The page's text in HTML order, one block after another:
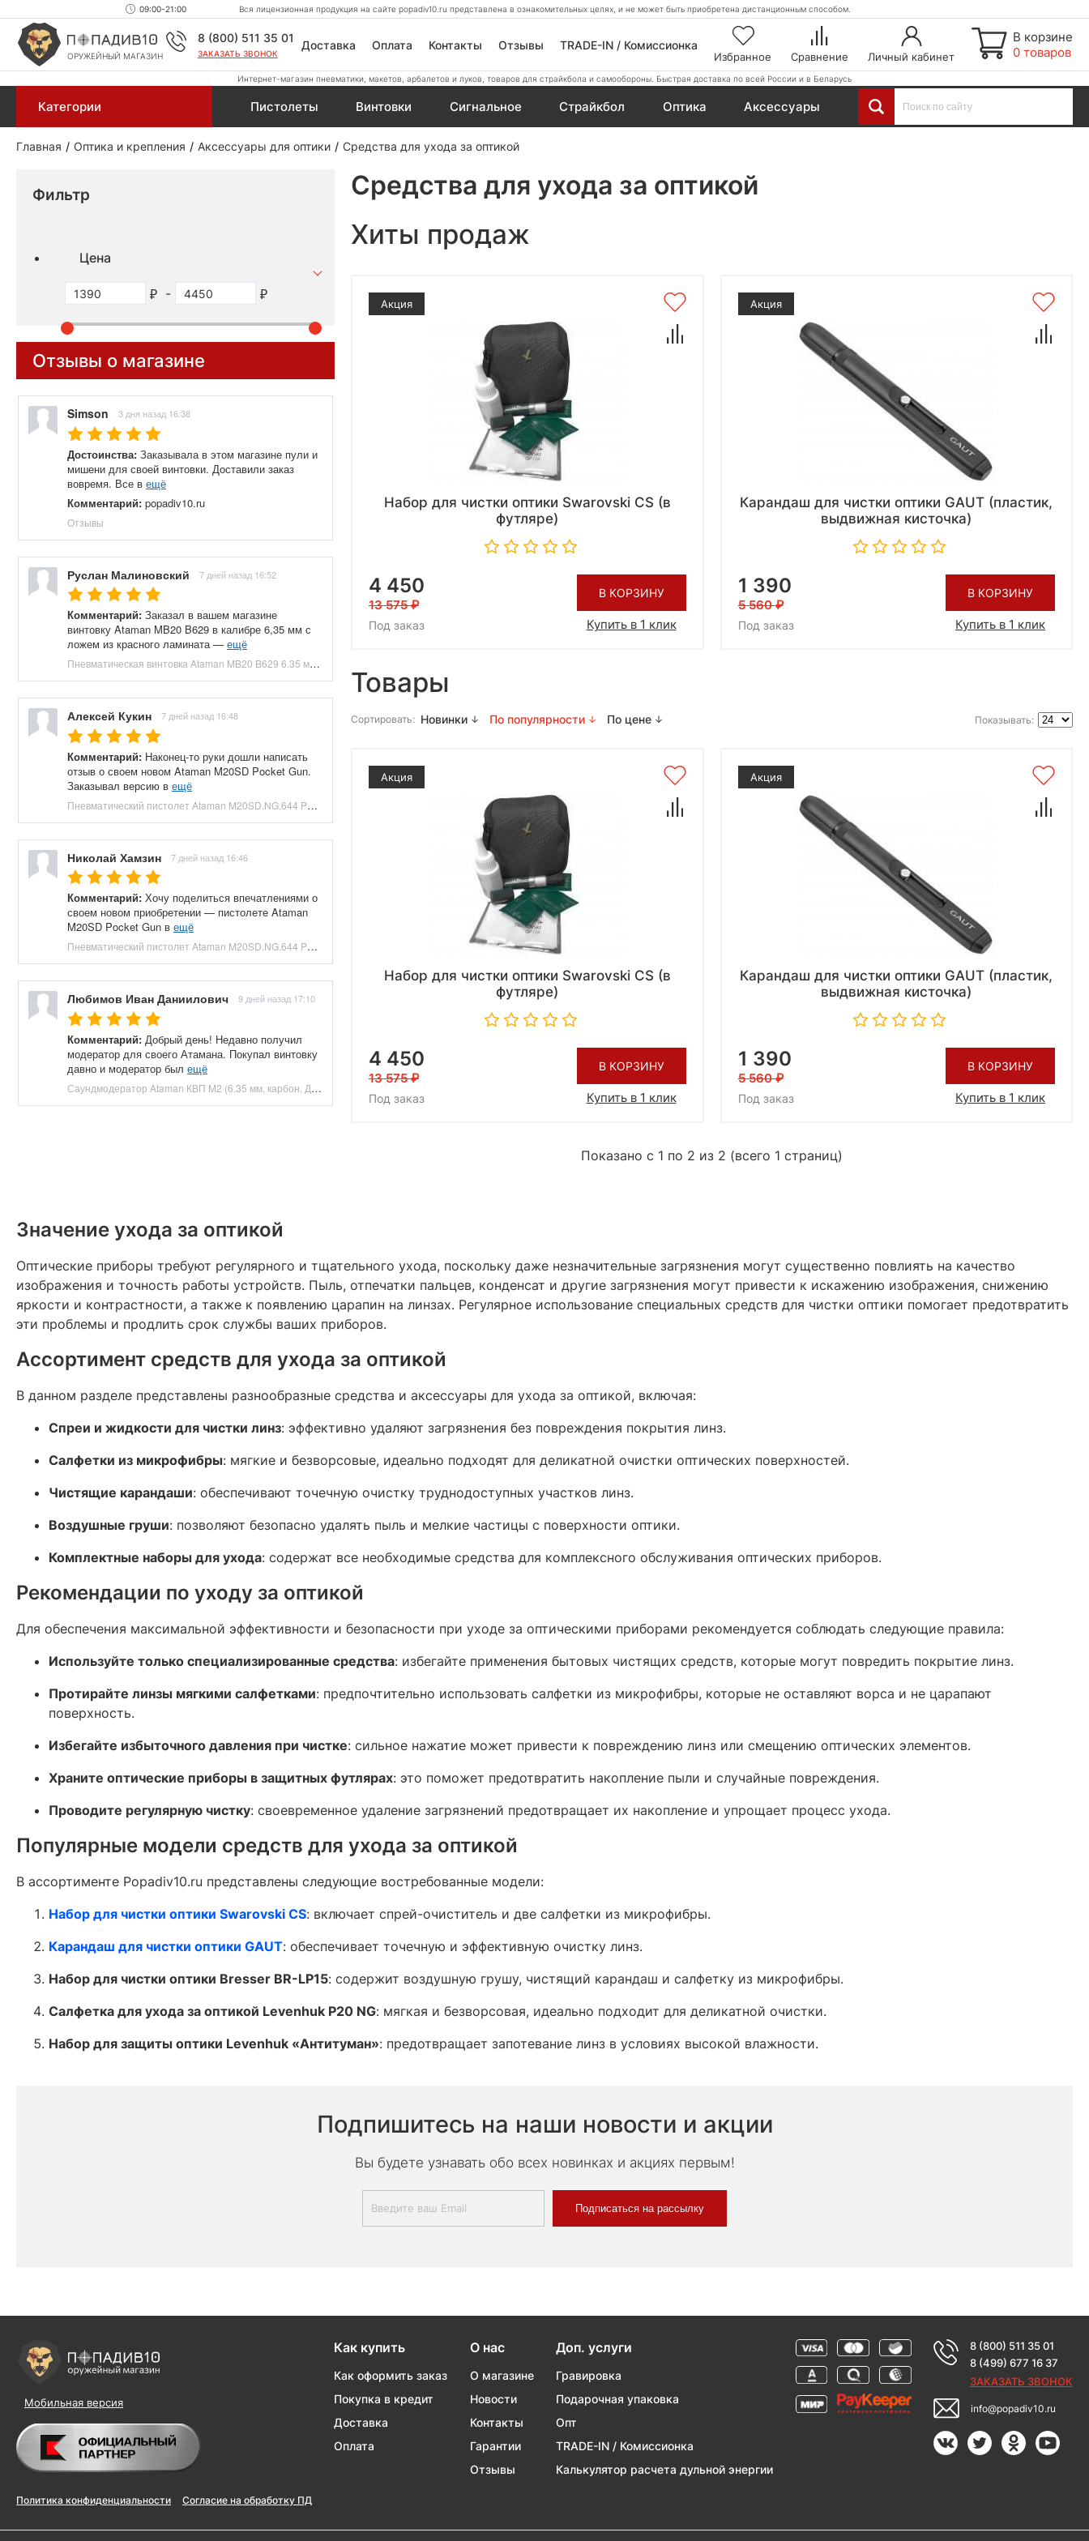
09:00-21:00 Вся лицензионная продукция на сайте popadiv10.ru представлена в ознакомительных целях, и не может быть приобретена дистанционным способом.
ОРУЖЕЙНЫЙ МАГАЗИН
8 (800) 511 35 01
ЗАКАЗАТЬ ЗВОНОК
Доставка Оплата Контакты Отзывы TRADE-IN / Комиссионка
Избранное Сравнение Личный кабинет
В корзине
0 товаров
Интернет-магазин пневматики, макетов, арбалетов и луков, товаров для страйкбола и самообороны. Быстрая доставка по всей России и в Беларусь
Категории Пистолеты Винтовки Сигнальное Страйкбол Оптика Аксессуары
Главная Оптика и крепления Аксессуары для оптики Средства для ухода за оптикой
Фильтр
Цена
-
Отзывы о магазине
Simson 3 дня назад 16:38
Достоинства: Заказывала в этом магазине пули и
мишени для своей винтовки. Доставили заказ
вовремя. Все в ещё
Комментарий: popadiv10.ru
Отзывы
Руслан Малиновский 7 дней назад 16:52
Комментарий: Заказал в вашем магазине
винтовку Ataman MB20 B629 в калибре 6,35 мм с
ложем из красного ламината — ещё
Пневматическая винтовка Ataman MB20 B629 6.35 мм (редуктор, под полнотел, колба, красный ламинат) купить в Москве и СПБ, цена 153100 руб. Доставка по РФ!
Алексей Кукин 7 дней назад 16:48
Комментарий: Наконец-то руки дошли написать
отзыв о своем новом Ataman M20SD Pocket Gun.
Заказывал версию в ещё
Пневматический пистолет Ataman M20SD.NG.644 Pocket Gun 6.35 мм (приклад, полнотел, бук, зеленый) купить в Москве и СПБ, цена 130000 руб. Доставка по РФ!
Николай Хамзин 7 дней назад 16:46
Комментарий: Хочу поделиться впечатлениями о
своем новом приобретении — пистолете Ataman
M20SD Pocket Gun в ещё
Пневматический пистолет Ataman M20SD.NG.644 Pocket Gun 6.35 мм (приклад, полнотел, бук, красный) купить в Москве и СПБ, цена 130000 руб. Доставка по РФ!
Любимов Иван Даниилович 9 дней назад 17:10
Комментарий: Добрый день! Недавно получил
модератор для своего Атамана. Покупал винтовку
давно и модератор был ещё
Саундмодератор Ataman КВП M2 (6.35 мм, карбон, ДТК) купить в Москве и СПБ, цена 12210 руб. Доставка по РФ!
Средства для ухода за оптикой
Хиты продаж
Акция
Набор для чистки оптики Swarovski CS (в
футляре)
4 450
13 575
Под заказ
В КОРЗИНУ
Купить в 1 клик
Акция
Карандаш для чистки оптики GAUT (пластик,
выдвижная кисточка)
1 390
5 560
Под заказ
В КОРЗИНУ
Купить в 1 клик
Товары
Сортировать: Новинки По популярности По цене Показывать:
Акция
Набор для чистки оптики Swarovski CS (в
футляре)
4 450
13 575
Под заказ
В КОРЗИНУ
Купить в 1 клик
Акция
Карандаш для чистки оптики GAUT (пластик,
выдвижная кисточка)
1 390
5 560
Под заказ
В КОРЗИНУ
Купить в 1 клик
Показано с 1 по 2 из 2 (всего 1 страниц)
Значение ухода за оптикой
Оптические приборы требуют регулярного и тщательного ухода, поскольку даже незначительные загрязнения могут существенно повлиять на качество
изображения и точность работы устройств. Пыль, отпечатки пальцев, конденсат и другие загрязнения могут привести к искажению изображения, снижению
яркости и контрастности, а также к появлению царапин на линзах. Регулярное использование специальных средств для чистки оптики помогает предотвратить
эти проблемы и продлить срок службы ваших приборов.​
Ассортимент средств для ухода за оптикой
В данном разделе представлены разнообразные средства и аксессуары для ухода за оптикой, включая:​
Спреи и жидкости для чистки линз: эффективно удаляют загрязнения без повреждения покрытия линз.​
Салфетки из микрофибры: мягкие и безворсовые, идеально подходят для деликатной очистки оптических поверхностей.​
Чистящие карандаши: обеспечивают точечную очистку труднодоступных участков линз.​
Воздушные груши: позволяют безопасно удалять пыль и мелкие частицы с поверхности оптики.​
Комплектные наборы для ухода: содержат все необходимые средства для комплексного обслуживания оптических приборов.
Рекомендации по уходу за оптикой
Для обеспечения максимальной эффективности и безопасности при уходе за оптическими приборами рекомендуется соблюдать следующие правила:​
Используйте только специализированные средства: избегайте применения бытовых чистящих средств, которые могут повредить покрытие линз.​
Протирайте линзы мягкими салфетками: предпочтительно использовать салфетки из микрофибры, которые не оставляют ворса и не царапают
поверхность.​
Избегайте избыточного давления при чистке: сильное нажатие может привести к повреждению линз или смещению оптических элементов.​
Храните оптические приборы в защитных футлярах: это поможет предотвратить накопление пыли и случайные повреждения.​
Проводите регулярную чистку: своевременное удаление загрязнений предотвращает их накопление и упрощает процесс ухода.​
Популярные модели средств для ухода за оптикой
В ассортименте Popadiv10.ru представлены следующие востребованные модели:​
Набор для чистки оптики Swarovski CS: включает спрей-очиститель и две салфетки из микрофибры.​
Карандаш для чистки оптики GAUT: обеспечивает точечную и эффективную очистку линз.​
Набор для чистки оптики Bresser BR-LP15: содержит воздушную грушу, чистящий карандаш и салфетку из микрофибры.​
Салфетка для ухода за оптикой Levenhuk P20 NG: мягкая и безворсовая, идеально подходит для деликатной очистки.​
Набор для защиты оптики Levenhuk «Антитуман»: предотвращает запотевание линз в условиях высокой влажности.​
Подпишитесь на наши новости и акции
Вы будете узнавать обо всех новинках и акциях первым!
Подписаться на рассылку
Мобильная версия
Политика конфиденциальности Согласие на обработку ПД
Как купить
Как оформить заказ
Покупка в кредит
Доставка
Оплата
О нас
О магазине
Новости
Контакты
Гарантии
Отзывы
Доп. услуги
Гравировка
Подарочная упаковка
Опт
TRADE-IN / Комиссионка
Калькулятор расчета дульной энергии
8 (800) 511 35 01
8 (499) 677 16 37
ЗАКАЗАТЬ ЗВОНОК
info@popadiv10.ru